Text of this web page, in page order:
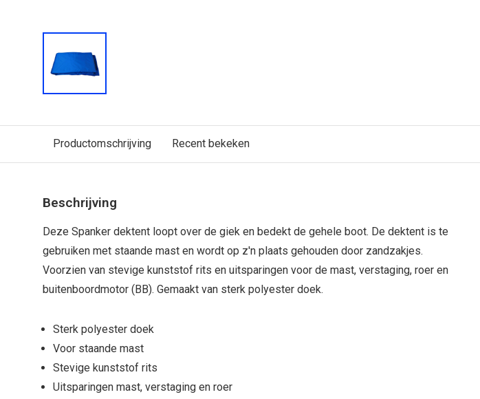
Productomschrijving Recent bekeken
Beschrijving
Deze Spanker dektent loopt over de giek en bedekt de gehele boot. De dektent is te
gebruiken met staande mast en wordt op z'n plaats gehouden door zandzakjes.
Voorzien van stevige kunststof rits en uitsparingen voor de mast, verstaging, roer en
buitenboordmotor (BB). Gemaakt van sterk polyester doek.
Sterk polyester doek
Voor staande mast
Stevige kunststof rits
Uitsparingen mast, verstaging en roer